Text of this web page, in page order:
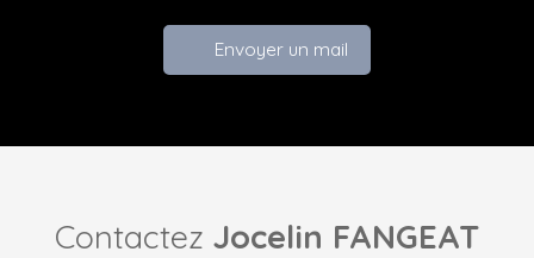
Envoyer un mail
Contactez Jocelin FANGEAT